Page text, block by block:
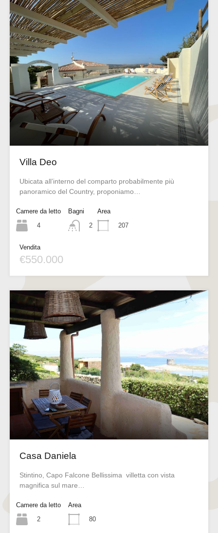
Villa Deo
Ubicata all’interno del comparto probabilmente più
panoramico del Country, proponiamo…
Camere da letto
4
Bagni
2
Area
207
Vendita
€550.000
Casa Daniela
Stintino, Capo Falcone Bellissima villetta con vista
magnifica sul mare…
Camere da letto
2
Area
80